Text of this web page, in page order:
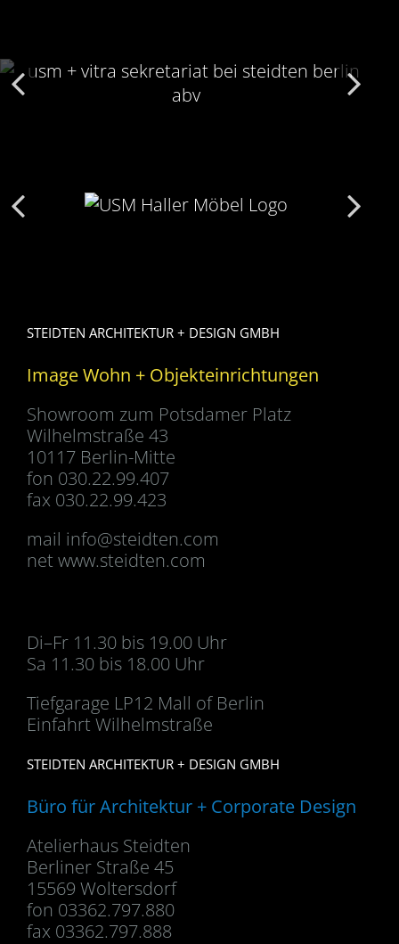
STEIDTEN ARCHITEKTUR + DESIGN GMBH
Image Wohn + Objekteinrichtungen
Showroom zum Potsdamer Platz
Wilhelmstraße 43
10117 Berlin-Mitte
fon 030.22.99.407
fax 030.22.99.423
mail info@steidten.com
net www.steidten.com
Di–Fr 11.30 bis 19.00 Uhr
Sa 11.30 bis 18.00 Uhr
Tiefgarage LP12 Mall of Berlin
Einfahrt Wilhelmstraße
STEIDTEN ARCHITEKTUR + DESIGN GMBH
Büro für Architektur + Corporate Design
Atelierhaus Steidten
Berliner Straße 45
15569 Woltersdorf
fon 03362.797.880
fax 03362.797.888